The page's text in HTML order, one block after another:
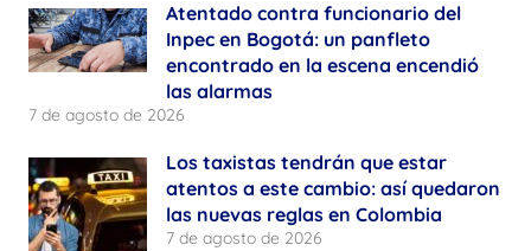
Atentado contra funcionario del
Inpec en Bogotá: un panfleto
encontrado en la escena encendió
las alarmas
7 de agosto de 2026
Los taxistas tendrán que estar
atentos a este cambio: así quedaron
las nuevas reglas en Colombia
7 de agosto de 2026